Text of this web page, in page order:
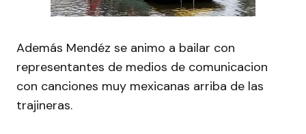
Además Mendéz se animo a bailar con
representantes de medios de comunicacion
con canciones muy mexicanas arriba de las
trajineras.